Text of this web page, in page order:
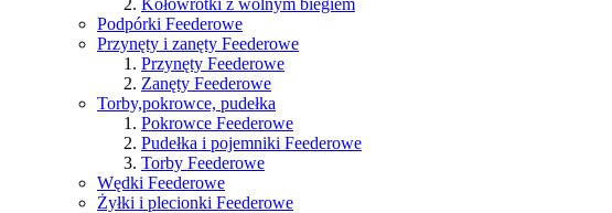
Podpórki Feederowe
Przynęty i zanęty Feederowe
Przynęty Feederowe
Zanęty Feederowe
Torby,pokrowce, pudełka
Pokrowce Feederowe
Pudełka i pojemniki Feederowe
Torby Feederowe
Wędki Feederowe
Żyłki i plecionki Feederowe